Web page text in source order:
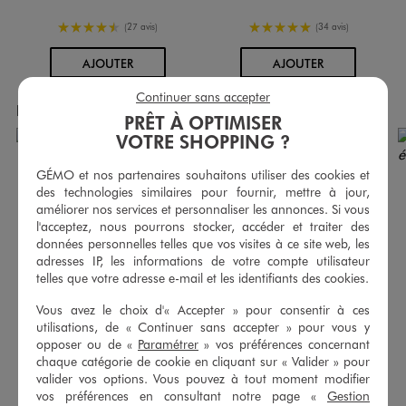
4.5/5 de moyenne
(27 avis)
AJOUTERAU PANIER
5/5 de moyenne
(34 avis)
AJOUTERAU PANIER
Produits achetés ensemble
Legging 7/8ème uni à taille élastiquée fille
4,99 €
Gilet en maille côtelée coupe ajustée fille
12,99 €
PRÊT À OPTIMISER
VOTRE SHOPPING ?
GÉMO et nos partenaires souhaitons utiliser des cookies et
des technologies similaires pour fournir, mettre à jour,
améliorer nos services et personnaliser les annonces. Si vous
l'acceptez, nous pourrons stocker, accéder et traiter des
données personnelles telles que vos visites à ce site web, les
adresses IP, les informations de votre compte utilisateur
telles que votre adresse e-mail et les identifiants des cookies.
Vous avez le choix d'« Accepter » pour consentir à ces
utilisations, de « Continuer sans accepter » pour vous y
opposer ou de « Paramétrer » vos préférences concernant
chaque catégorie de cookie en cliquant sur « Valider » pour
valider vos options. Vous pouvez à tout moment modifier
vos préférences en consultant notre page « Gestion
Continuer sans accepter